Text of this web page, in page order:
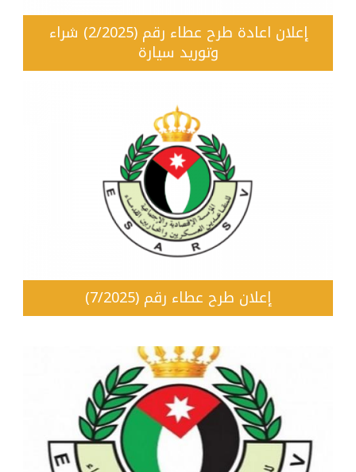
إعلان اعادة طرح عطاء رقم (2/2025) شراء
وتوريد سيارة
إعلان طرح عطاء رقم (7/2025)